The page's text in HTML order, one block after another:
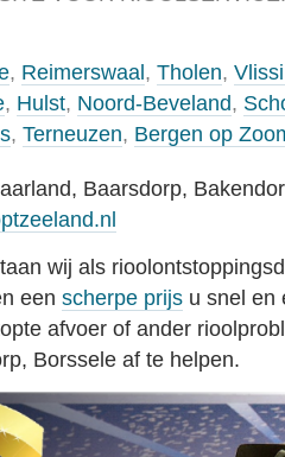
, Reimerswaal , Tholen,
, Hulst, Noord-Beveland,
, Terneuzen, Bergen op
Baarsdorp,
wij als
een scherpe prijs u snel en
afvoer of ander
Borssele af te helpen.